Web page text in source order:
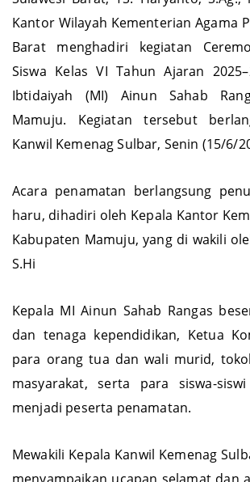
Sulawesi Barat, TS. Haryanto, S.Ag.,
Kantor Wilayah Kementerian Agama
Barat menghadiri kegiatan
Siswa Kelas VI Tahun Ajaran
Ibtidaiyah (MI) Ainun Sahab
Mamuju. Kegiatan tersebut
Acara penamatan berlangsung
haru, dihadiri oleh Kepala Kantor
Kabupaten Mamuju, yang di wakili
Kepala MI Ainun Sahab Rangas
dan tenaga kependidikan, Ketua
para orang tua dan wali murid,
masyarakat, serta para siswa-
Mewakili Kepala Kanwil Kemenag